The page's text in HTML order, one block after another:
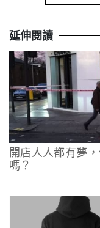
延伸閱讀
開店人人都有夢
嗎？